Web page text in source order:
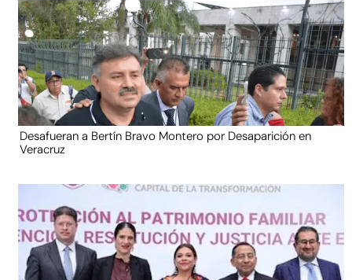
Desafueran a Bertín Bravo Montero por Desaparición en
Veracruz